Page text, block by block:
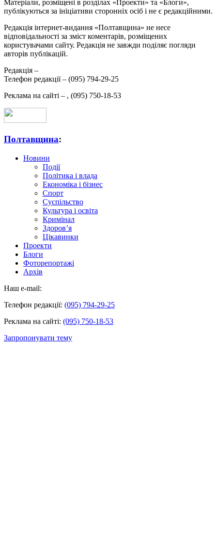
Матеріали, розміщені в розділах «Проекти» та «Блоги»,
публікуються за ініціативи сторонніх осіб і не є редакційними.
Редакція інтернет-видання «Полтавщина» не несе
відповідальності за зміст коментарів, розміщених
користувачами сайту. Редакція не завжди поділяє погляди
авторів публікацій.
Редакція –
Телефон редакції – (095) 794-29-25
Реклама на сайті – , (095) 750-18-53
Полтавщина:
Новини
Події
Політика і влада
Економіка і бізнес
Спорт
Суспільство
Культура і освіта
Кримінал
Здоров’я
Цікавинки
Проекти
Блоги
Фоторепортажі
Архів
Наш e-mail:
Телефон редакції: (095) 794-29-25
Реклама на сайті: (095) 750-18-53
Запропонувати тему